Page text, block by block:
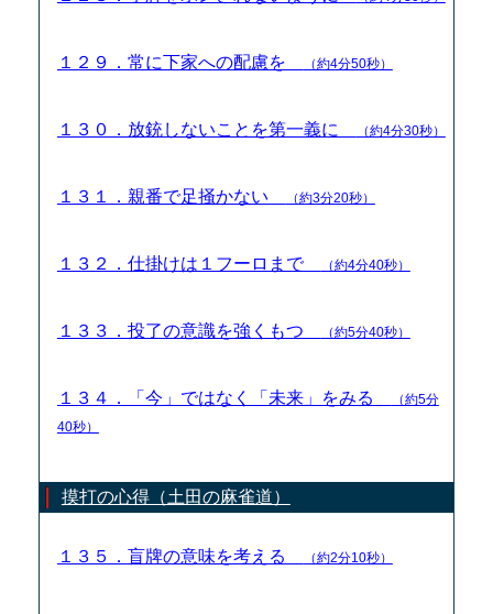
１２９．常に下家への配慮を （約4分50秒）
１３０．放銃しないことを第一義に （約4分30秒）
１３１．親番で足掻かない （約3分20秒）
１３２．仕掛けは１フーロまで （約4分40秒）
１３３．投了の意識を強くもつ （約5分40秒）
１３４．「今」ではなく「未来」をみる
（約5分
40秒）
摸打の心得（土田の麻雀道）
１３５．盲牌の意味を考える （約2分10秒）